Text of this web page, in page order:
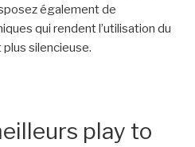
également de
qui rendent l’utilisation du
silencieuse.
play to